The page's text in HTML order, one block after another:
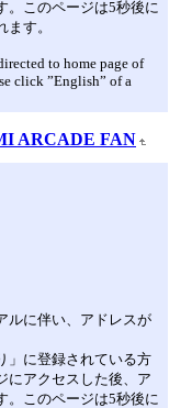
。このページは5秒後に
す。
to home page of
click ”English” of a
ARCADE FAN
ルに伴い、アドレスが
」に登録されている方
にアクセスした後、ア
。このページは5秒後に